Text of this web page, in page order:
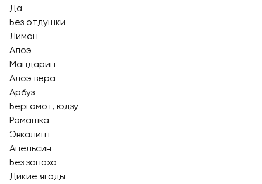
Да
Без отдушки
Лимон
Алоэ
Мандарин
Алоэ вера
Арбуз
Бергамот, юдзу
Ромашка
Эвкалипт
Апельсин
Без запаха
Дикие ягоды